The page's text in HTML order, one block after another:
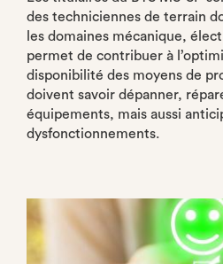
des techniciennes de terrain
les domaines mécanique,
permet de contribuer à
disponibilité des moyens de
doivent savoir dépanner,
équipements, mais aussi
dysfonctionnements.